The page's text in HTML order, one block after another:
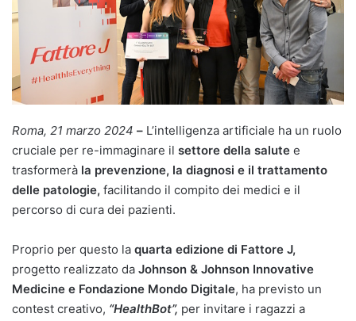
Roma, 21 marzo 2024 – L’intelligenza artificiale ha un ruolo
cruciale per re-immaginare il settore della salute e
trasformerà la prevenzione, la diagnosi e il trattamento
delle patologie, facilitando il compito dei medici e il
percorso di cura dei pazienti.
Proprio per questo la quarta edizione di Fattore J,
progetto realizzato da Johnson & Johnson Innovative
Medicine e Fondazione Mondo Digitale, ha previsto un
contest creativo, “HealthBot”, per invitare i ragazzi a